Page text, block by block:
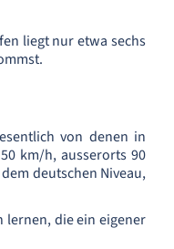
liegt nur etwa sechs
von denen in
km/h, ausserorts 90
deutschen Niveau,
lernen, die ein eigener